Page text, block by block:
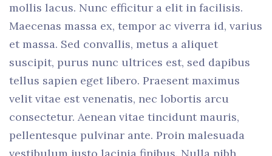
mollis lacus. Nunc efficitur a elit in facilisis.
Maecenas massa ex, tempor ac viverra id, varius
et massa. Sed convallis, metus a aliquet
suscipit, purus nunc ultrices est, sed dapibus
tellus sapien eget libero. Praesent maximus
velit vitae est venenatis, nec lobortis arcu
consectetur. Aenean vitae tincidunt mauris,
pellentesque pulvinar ante. Proin malesuada